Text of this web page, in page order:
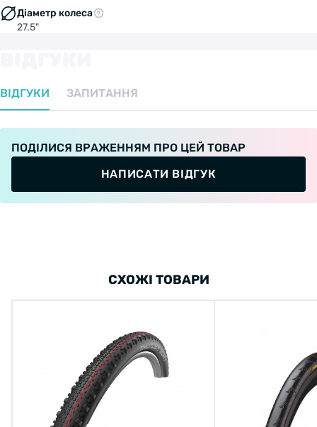
Діаметр колеса
27.5"
ВІДГУКИ ЗАПИТАННЯ
ПОДІЛИСЯ ВРАЖЕННЯМ ПРО ЦЕЙ ТОВАР
НАПИСАТИ ВІДГУК
СХОЖІ ТОВАРИ